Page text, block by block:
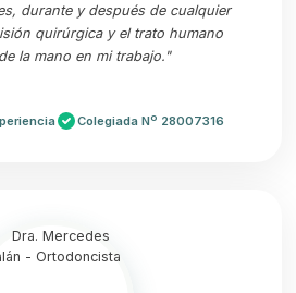
durante y después de cualquier
quirúrgica y el trato humano
la mano en mi trabajo."
Colegiada Nº 28007316